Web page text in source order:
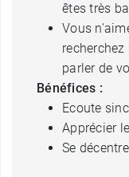
êtes très
Vous
parler de
Bénéfices :
Ecoute
Apprécier
Se